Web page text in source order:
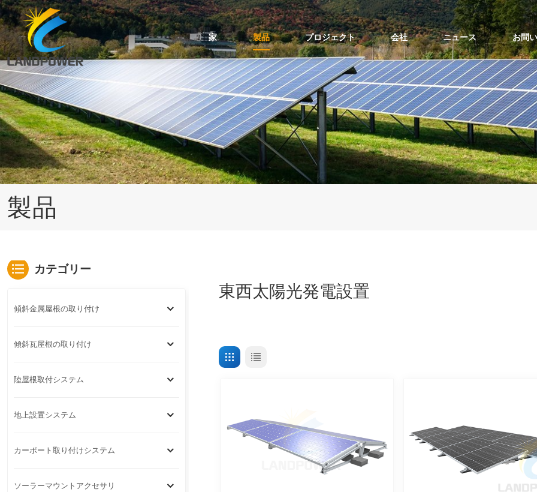
家 製品 プロジェクト 会社 ニュース お問
製品
東西太陽光発電設置
カテゴリー
傾斜金属屋根の取り付け
傾斜瓦屋根の取り付け
陸屋根取付システム
地上設置システム
カーポート取り付けシステム
ソーラーマウントアクセサリ